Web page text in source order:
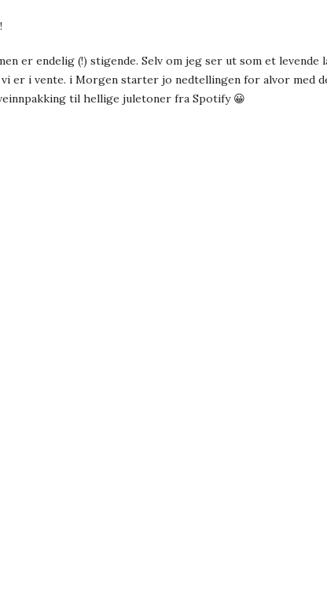
er endelig (!) stigende. Selv om jeg ser ut som et
er i vente. i Morgen starter jo nedtellingen for alvor med
til hellige juletoner fra Spotify 😀